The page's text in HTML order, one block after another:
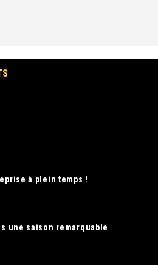
à plein temps !
une saison remarquable